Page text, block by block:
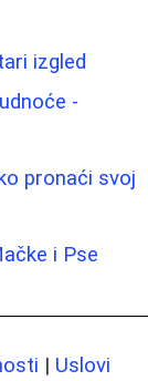
izgled
-
pronaći svoj
i Pse
| Uslovi